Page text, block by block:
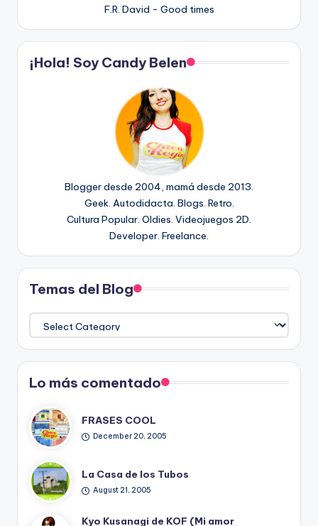
F.R. David - Good times
¡Hola! Soy Candy Belen
Blogger desde 2004, mamá desde 2013.
Geek. Autodidacta. Blogs. Retro.
Cultura Popular. Oldies. Videojuegos 2D.
Developer. Freelance.
Temas del Blog
Temas
del
Blog
Lo más comentado
FRASES COOL
December 20, 2005
La Casa de los Tubos
August 21, 2005
Kyo Kusanagi de KOF (Mi amor